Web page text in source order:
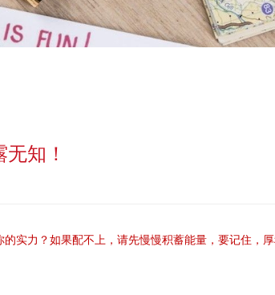
知！
实力？如果配不上，请先慢慢积蓄能量，要记住，